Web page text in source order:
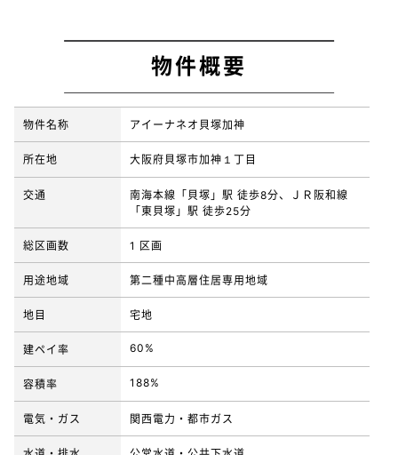
物件概要
物件名称 アイーナネオ貝塚加神
所在地 大阪府貝塚市加神１丁目
交通
南海本線「貝塚」駅 徒歩8分、ＪＲ阪和線
「東貝塚」駅 徒歩25分
総区画数 1 区画
用途地域 第二種中高層住居専用地域
地目 宅地
建ペイ率 60%
容積率 188%
電気・ガス 関西電力・都市ガス